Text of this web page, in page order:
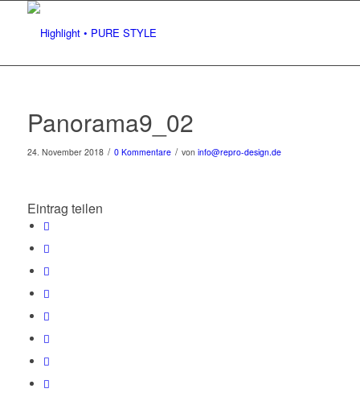
Panorama9_02
24. November 2018 / 0 Kommentare / von info@repro-design.de
Eintrag teilen